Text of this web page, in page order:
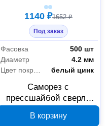
1140 ₽1652 ₽
Под заказ
Фасовка
500 шт
Диаметр
4.2 мм
Цвет покрытия
белый цинк
Саморез с
прессшайбой сверло
ГОСТ 4,2x16 500 шт
В корзину